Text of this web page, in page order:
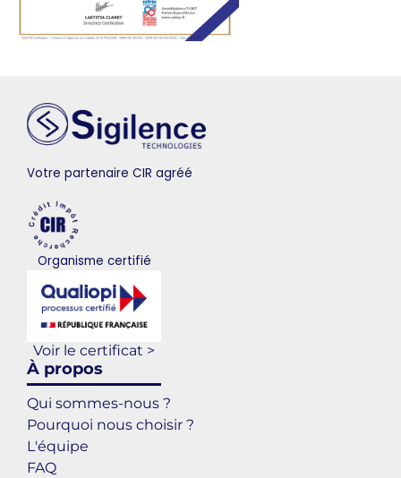
Votre partenaire CIR agréé
Organisme certifié
Voir le certificat >
À propos
Qui sommes-nous ?
Pourquoi nous choisir ?
L'équipe
FAQ